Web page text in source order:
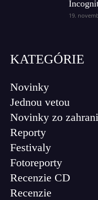
19.
KATEGÓRIE
Novinky
Jednou vetou
Novinky zo
Reporty
Festivaly
Fotoreporty
Recenzie CD
Recenzie